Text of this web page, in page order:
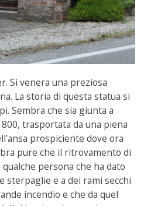
Si venera una preziosa
La storia di questa statua si
Sembra che sia giunta a
trasportata da una piena
prospiciente dove ora
pure che il ritrovamento di
persona che ha dato
sterpaglie e a dei rami secchi
incendio e che da quel